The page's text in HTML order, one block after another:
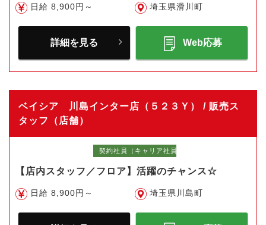
日給 8,900円～ 埼玉県滑川町
詳細を見る Web応募
ベイシア 川島インター店（５２３Ｙ） / 販売ス
タッフ（店舗）
契約社員（キャリア社員）
【店内スタッフ／フロア】活躍のチャンス☆
日給 8,900円～ 埼玉県川島町